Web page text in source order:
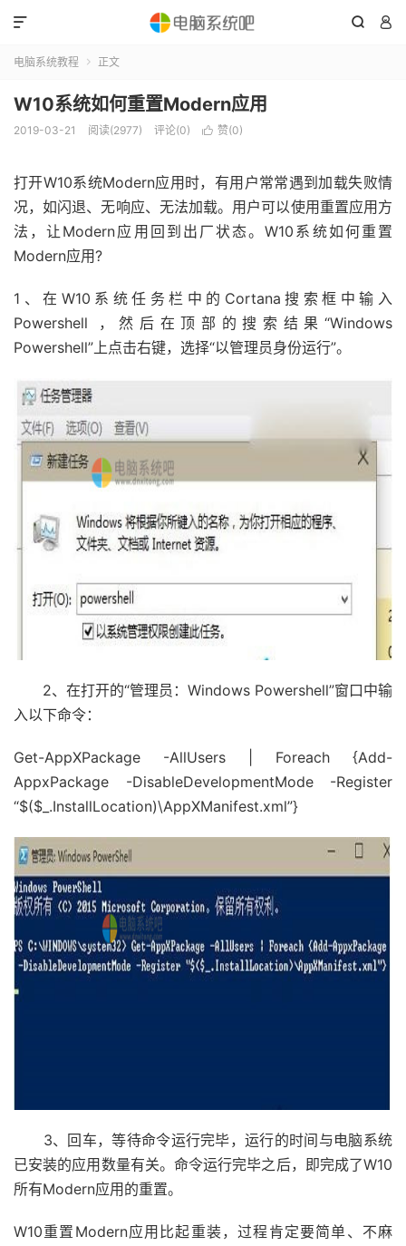
 

电脑系统教程  正文
W10系统如何重置Modern应用
2019-03-21 阅读(2977) 评论(0)  赞(0)
打开W10系统Modern应用时，有用户常常遇到加载失败情
况，如闪退、无响应、无法加载。用户可以使用重置应用方
法，让Modern应用回到出厂状态。W10系统如何重置
Modern应用?
1、在W10系统任务栏中的Cortana搜索框中输入
Powershell ，然后在顶部的搜索结果“Windows
Powershell”上点击右键，选择“以管理员身份运行”。
2、在打开的“管理员：Windows Powershell”窗口中输
入以下命令：
Get-AppXPackage -AllUsers | Foreach {Add-
AppxPackage -DisableDevelopmentMode -Register
“$($_.InstallLocation)\AppXManifest.xml”}
3、回车，等待命令运行完毕，运行的时间与电脑系统
已安装的应用数量有关。命令运行完毕之后，即完成了W10
所有Modern应用的重置。
W10重置Modern应用比起重装，过程肯定要简单、不麻